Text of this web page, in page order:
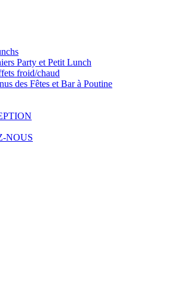
Party et Petit Lunch
froid/chaud
des Fêtes et Bar à Poutine
NOUS